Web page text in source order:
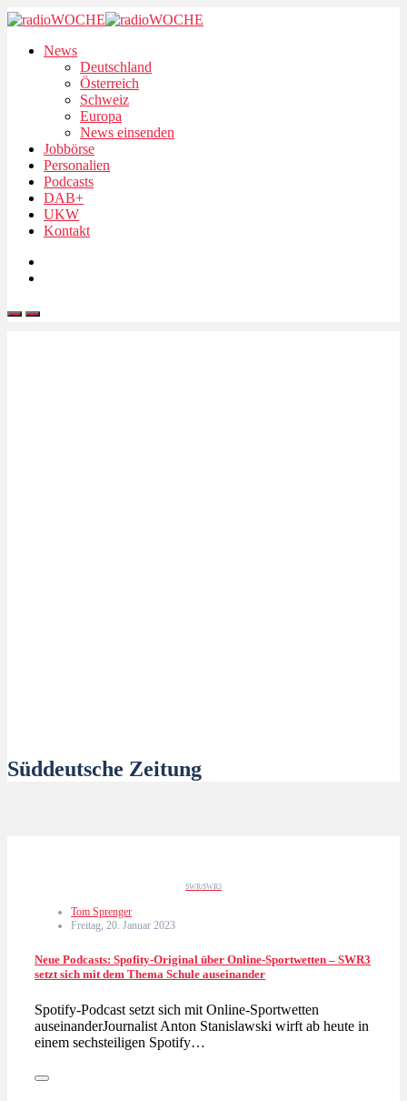
News
Deutschland
Österreich
Schweiz
Europa
News einsenden
Jobbörse
Personalien
Podcasts
DAB+
UKW
Kontakt
Süddeutsche Zeitung
SWR/SWR3
Tom Sprenger
Freitag, 20. Januar 2023
Neue Podcasts: Spofity-Original über Online-Sportwetten – SWR3
setzt sich mit dem Thema Schule auseinander
Spotify-Podcast setzt sich mit Online-Sportwetten
auseinanderJournalist Anton Stanislawski wirft ab heute in
einem sechsteiligen Spotify…